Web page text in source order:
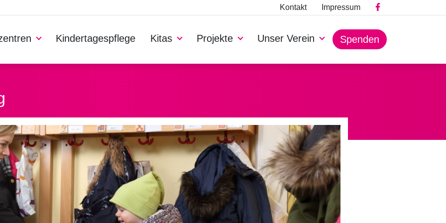
Kontakt Impressum
Kindertagespflege Kitas Projekte Unser Verein Spenden